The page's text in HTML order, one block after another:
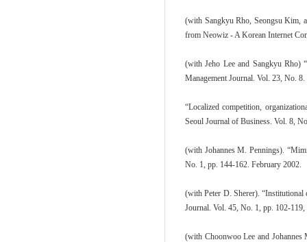
(with Sangkyu Rho, Seongsu Kim,
from Neowiz - A Korean Internet
(with Jeho Lee and Sangkyu Rho)
Management Journal. Vol. 23, No.
“Localized competition,
Seoul Journal of Business. Vol. 8,
(with Johannes M. Pennings).
No. 1, pp. 144-162. February 2002.
(with Peter D. Sherer). “Institutional
Journal. Vol. 45, No. 1, pp. 102-
(with Choonwoo Lee and Johannes